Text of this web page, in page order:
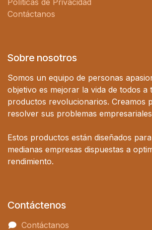
Políticas de Privacidad
Contáctanos
Sobre nosotros
Somos un equipo de personas
objetivo es mejorar la vida de todos a
productos revolucionarios. Creamos
resolver sus problemas
Estos productos están diseñados
medianas empresas dispuestas a
rendimiento.
Contáctenos
Contáctanos